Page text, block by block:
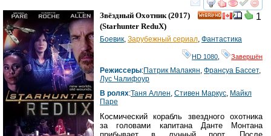
смотреть
1
Звёздный Охотник(2017)
(Starhunter ReduX)
Боевик, Зарубежный сериал, Фантастика
HD 1080 Завершён
Режиссеры:Патрик Малакян, Франсуа Бассет,
Луc Чалифоур
В ролях:Таня Аллен, Стивен Маркус, Майкл
Паре
Космический корабль звездного охотника
за головами капитана Данте Монтана